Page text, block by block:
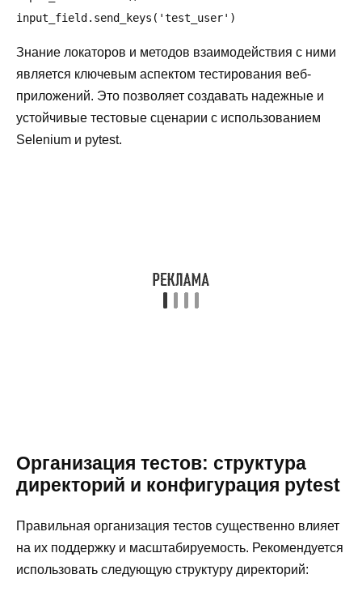
Знание локаторов и методов взаимодействия с ними
является ключевым аспектом тестирования веб-
приложений. Это позволяет создавать надежные и
устойчивые тестовые сценарии с использованием
Selenium и pytest.
Организация тестов: структура
директорий и конфигурация pytest
Правильная организация тестов существенно влияет
на их поддержку и масштабируемость. Рекомендуется
использовать следующую структуру директорий: